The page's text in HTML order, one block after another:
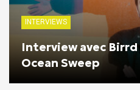
INTERVIEWS
Interview avec
Ocean Sweep